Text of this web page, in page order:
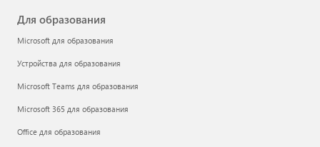
Для образования
Microsoft для образования
Устройства для образования
Microsoft Teams для образования
Microsoft 365 для образования
Office для образования